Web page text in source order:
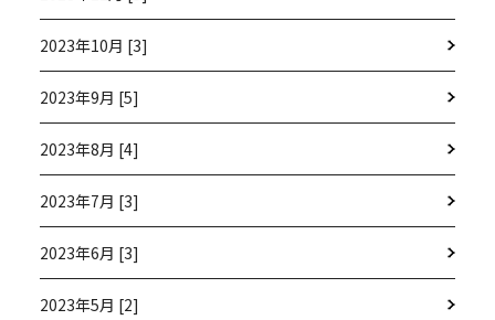
2023年10月 [3]
2023年9月 [5]
2023年8月 [4]
2023年7月 [3]
2023年6月 [3]
2023年5月 [2]